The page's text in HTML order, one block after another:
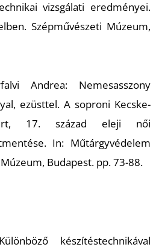
vizsgálati eredményei.
Szépművészeti Múzeum,
Andrea: Nemesasszony
ezüsttel. A soproni Kecske-
17. század eleji női
In: Műtárgyvédelem
Budapest. pp. 73-88.
Különböző készítéstechnikával